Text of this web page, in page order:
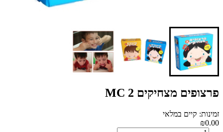
פרצופים מצחיקים 2 MC
זמינות: קיים במלאי
₪0.00